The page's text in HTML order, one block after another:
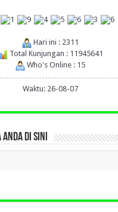
Hari ini : 2311
Total Kunjungan : 11945641
Who's Online : 15
Waktu: 26-08-07
ANDA DI SINI